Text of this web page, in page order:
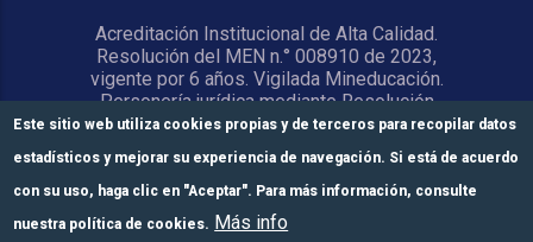
Acreditación Institucional de Alta Calidad.
Resolución del MEN n.° 008910 de 2023,
vigente por 6 años. Vigilada Mineducación.
Personería jurídica mediante Resolución
1876 del 5 de junio de 1967. Reconocida
como Universidad por el Ministerio de
Educación Nacional mediante Resolución
15818 del 31 de octubre de 1978.
© Universidad Central 2026
Este sitio web utiliza cookies propias y de terceros para recopilar datos
estadísticos y mejorar su experiencia de navegación. Si está de acuerdo
con su uso, haga clic en "Aceptar". Para más información, consulte
nuestra política de cookies. Más info